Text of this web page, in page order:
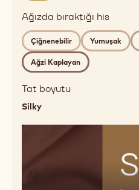
Ağızda
bıraktığı
his
chewy,
melting,
fatty,
mouthcoating
Ağızda bıraktığı his
Çiğnenebilir Yumuşak
Ağzi Kaplayan
Tat boyutu
Silky